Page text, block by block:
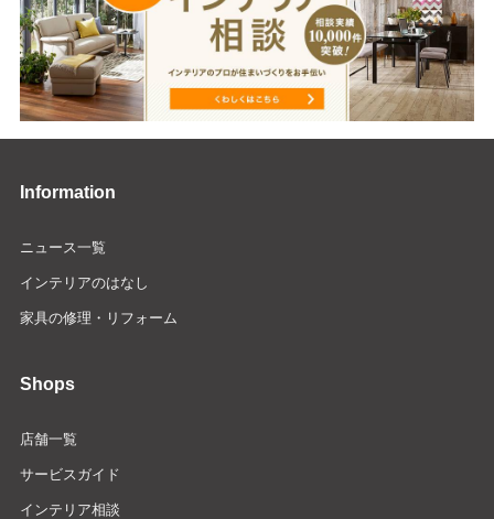
Information
ニュース一覧
インテリアのはなし
家具の修理・リフォーム
Shops
店舗一覧
サービスガイド
インテリア相談